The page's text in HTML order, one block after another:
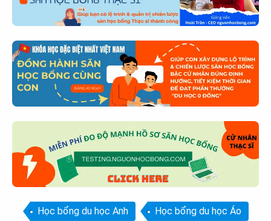
Học bổng du học Anh Học bổng du học Áo